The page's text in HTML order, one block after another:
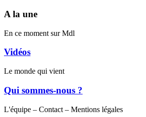
A la une
En ce moment sur Mdl
Vidéos
Le monde qui vient
Qui sommes-nous ?
L'équipe – Contact – Mentions légales